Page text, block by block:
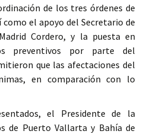
de los tres órdenes de
como el apoyo del Secretario de
Cordero, y la puesta en
preventivos por parte del
que las afectaciones del
en comparación con lo
el Presidente de la
de Puerto Vallarta y Bahía de